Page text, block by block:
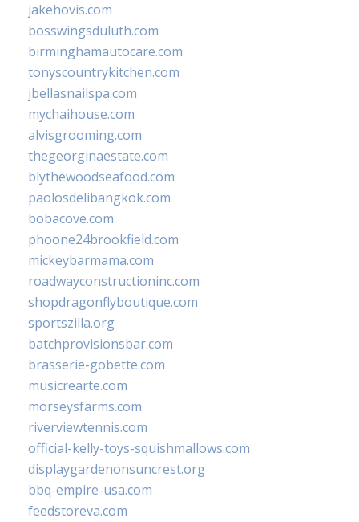
jakehovis.com
bosswingsduluth.com
birminghamautocare.com
tonyscountrykitchen.com
jbellasnailspa.com
mychaihouse.com
alvisgrooming.com
thegeorginaestate.com
blythewoodseafood.com
paolosdelibangkok.com
bobacove.com
phoone24brookfield.com
mickeybarmama.com
roadwayconstructioninc.com
shopdragonflyboutique.com
sportszilla.org
batchprovisionsbar.com
brasserie-gobette.com
musicrearte.com
morseysfarms.com
riverviewtennis.com
official-kelly-toys-squishmallows.com
displaygardenonsuncrest.org
bbq-empire-usa.com
feedstoreva.com